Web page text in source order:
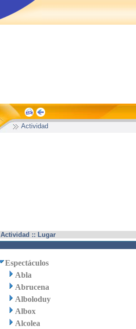
Actividad
Actividad :: Lugar
Espectáculos
Abla
Abrucena
Alboloduy
Albox
Alcolea